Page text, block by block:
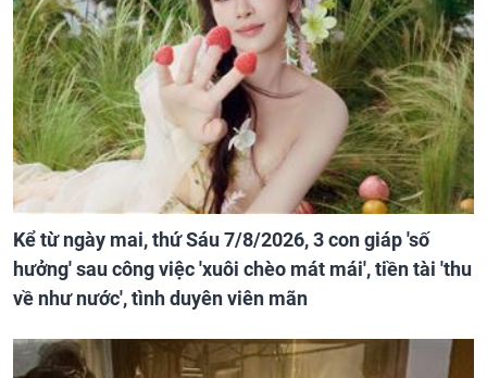
Kể từ ngày mai, thứ Sáu 7/8/2026, 3 con giáp 'số
hưởng' sau công việc 'xuôi chèo mát mái', tiền tài 'thu
về như nước', tình duyên viên mãn